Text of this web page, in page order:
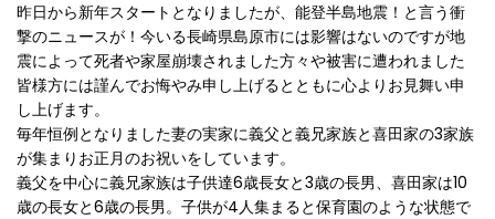
昨日から新年スタートとなりましたが、能登半島地震！と言う衝
撃のニュースが！今いる長崎県島原市には影響はないのですが地
震によって死者や家屋崩壊されました方々や被害に遭われました
皆様方には謹んでお悔やみ申し上げるとともに心よりお見舞い申
し上げます。
毎年恒例となりました妻の実家に義父と義兄家族と喜田家の3家族
が集まりお正月のお祝いをしています。
義父を中心に義兄家族は子供達6歳長女と3歳の長男、喜田家は10
歳の長女と6歳の長男。子供が4人集まると保育園のような状態で